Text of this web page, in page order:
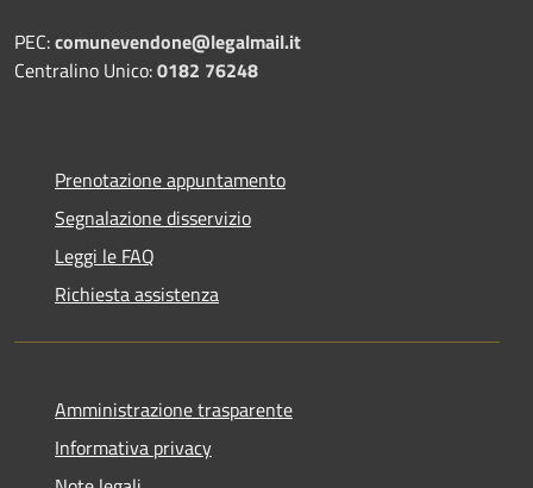
PEC:comunevendone@legalmail.it
Centralino Unico:0182 76248
Prenotazione appuntamento
Segnalazione disservizio
Leggi le FAQ
Richiesta assistenza
Amministrazione trasparente
Informativa privacy